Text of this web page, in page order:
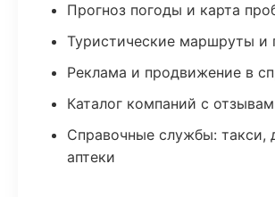
Прогноз погоды и карта
Туристические маршруты и
Реклама и продвижение в
Каталог компаний с
Справочные службы: такси,
аптеки